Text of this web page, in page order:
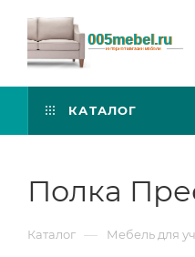
КАТАЛОГ
Полка
Каталог — Мебель для